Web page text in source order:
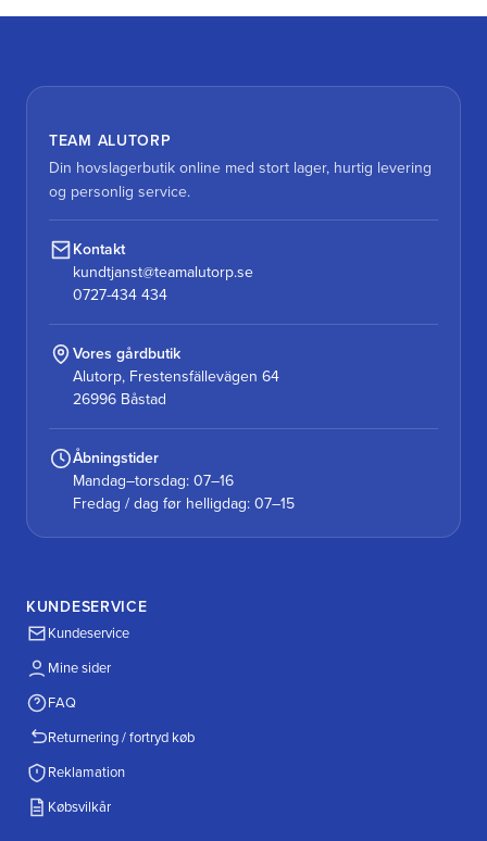
TEAM ALUTORP
Din hovslagerbutik online med stort lager, hurtig levering
og personlig service.
Kontakt
kundtjanst@teamalutorp.se
0727-434 434
Vores gårdbutik
Alutorp, Frestensfällevägen 64
26996 Båstad
Åbningstider
Mandag–torsdag: 07–16
Fredag / dag før helligdag: 07–15
KUNDESERVICE
Kundeservice
Mine sider
FAQ
Returnering / fortryd køb
Reklamation
Købsvilkår